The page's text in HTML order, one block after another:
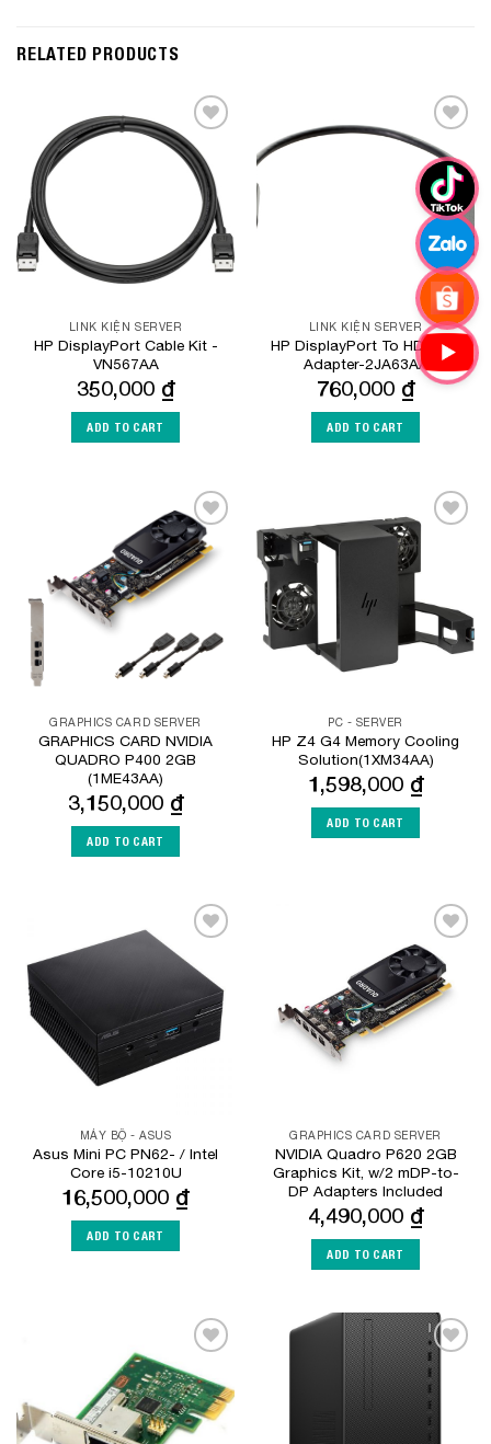
RELATED PRODUCTS
Add to
Wishlist
LINK KIỆN SERVER
HP DisplayPort Cable Kit -
VN567AA
350,000 ₫
ADD TO CART
Add to
Wishlist
LINK KIỆN SERVER
HP DisplayPort To HDMI 4k
Adapter-2JA63AA
760,000 ₫
ADD TO CART
Add to
Wishlist
GRAPHICS CARD SERVER
GRAPHICS CARD NVIDIA
QUADRO P400 2GB
(1ME43AA)
3,150,000 ₫
ADD TO CART
Wishlist
PC - SERVER
HP Z4 G4 Memory Cooling
Solution(1XM34AA)
1,598,000 ₫
ADD TO CART
Add to
Wishlist
MÁY BỘ - ASUS
Asus Mini PC PN62- / Intel
Core i5-10210U
16,500,000 ₫
ADD TO CART
Add to
Wishlist
GRAPHICS CARD SERVER
NVIDIA Quadro P620 2GB
Graphics Kit, w/2 mDP-to-
DP Adapters Included
4,490,000 ₫
ADD TO CART
Add to
Wishlist
Add to
Wishlist